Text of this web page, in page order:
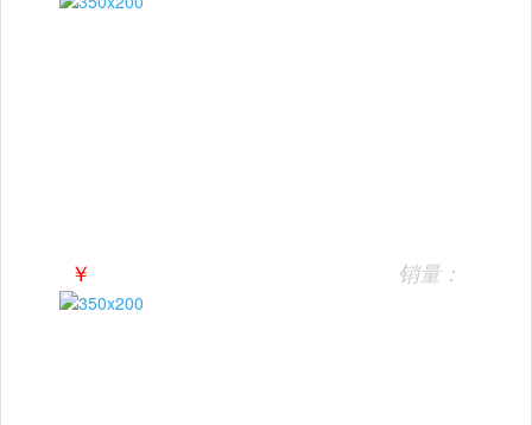
￥ 销量：